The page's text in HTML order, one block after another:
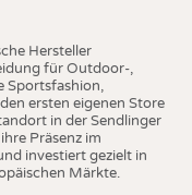
Hersteller
für Outdoor-,
Sportsfashion,
ersten eigenen Store
in der Sendlinger
Präsenz im
investiert gezielt in
Märkte.